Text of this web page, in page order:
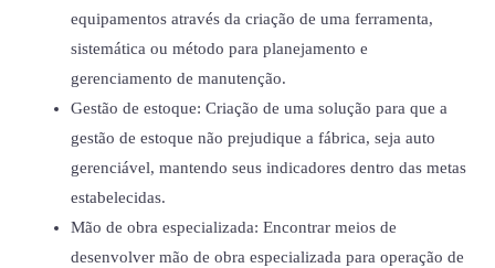
equipamentos através da criação de uma ferramenta,
sistemática ou método para planejamento e
gerenciamento de manutenção.
Gestão de estoque: Criação de uma solução para que a
gestão de estoque não prejudique a fábrica, seja auto
gerenciável, mantendo seus indicadores dentro das metas
estabelecidas.
Mão de obra especializada: Encontrar meios de
desenvolver mão de obra especializada para operação de